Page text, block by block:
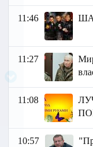
11:46
11:27
11:08
10:57